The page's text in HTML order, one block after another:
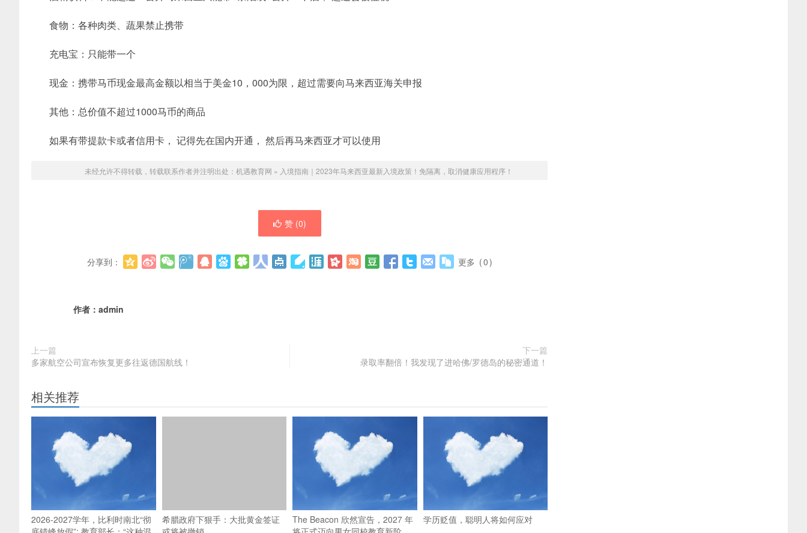
食物：各种肉类、蔬果禁止携带
充电宝：只能带一个
现金：携带马币现金最高金额以相当于美金10，000为限，超过需要向马来西亚海关申报
其他：总价值不超过1000马币的商品
如果有带提款卡或者信用卡， 记得先在国内开通， 然后再马来西亚才可以使用
未经允许不得转载，转载联系作者并注明出处： 机遇教育网 » 入境指南｜2023年马来西亚最新入境政策！免隔离，取消健康应用程序！
赞 (0)
分享到： 更多 (0)
作者： admin
上一篇
多家航空公司宣布恢复更多往返德国航线！
下一篇
录取率翻倍！我发现了进哈佛/罗德岛的秘密通道！
相关推荐
2026-2027学年，比利时南北“彻
希腊政府下狠手：大批黄金签证
The Beacon 欣然宣告，2027 年
学历贬值，聪明人将如何应对